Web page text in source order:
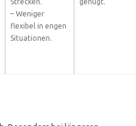
– Weniger
flexibel in engen
Situationen.